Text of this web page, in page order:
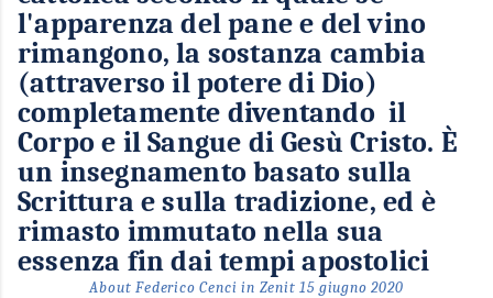
l'apparenza del pane e del vino
rimangono, la sostanza cambia
(attraverso il potere di Dio)
completamente diventando il
Corpo e il Sangue di Gesù Cristo. È
un insegnamento basato sulla
Scrittura e sulla tradizione, ed è
rimasto immutato nella sua
essenza fin dai tempi apostolici
About Federico Cenci in Zenit 15 giugno 2020